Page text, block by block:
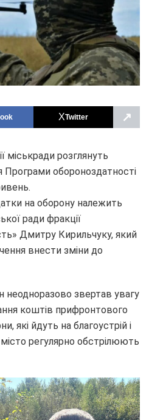
Twitter ↗
міськради розглянуть
Програми обороноздатності
на оборону належить
ради фракції
Дмитру Кирильчуку, який
внести зміни до
неодноразово звертав увагу
коштів прифронтового
які йдуть на благоустрій і
регулярно обстрілюють